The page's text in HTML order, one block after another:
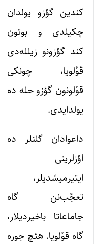
کندین گؤزو یولدان
چکیلدی و بوتون
کند گؤزونو زیلله‌دی
قوُلویا، چونکی
قوُلونون گؤزو حله ده
یولدایدی.
داعوادان گلنلر ده
اؤزلرینی
ایتیرمیشدیلر،
تعجّب‌نن گاه
جاماعاتا باخیردیلار،
گاه قوُلویا. هئچ جوره